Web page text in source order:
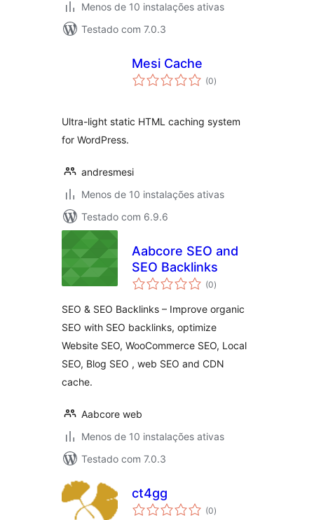
Menos de 10 instalações ativas
Testado com 7.0.3
Mesi Cache
(0avaliações
totais
)
Ultra-light static HTML caching system
for WordPress.
andresmesi
Menos de 10 instalações ativas
Testado com 6.9.6
Aabcore SEO and
SEO Backlinks
(0avaliações
totais
)
SEO & SEO Backlinks – Improve organic
SEO with SEO backlinks, optimize
Website SEO, WooCommerce SEO, Local
SEO, Blog SEO , web SEO and CDN
cache.
Aabcore web
Menos de 10 instalações ativas
Testado com 7.0.3
ct4gg
(0avaliações
totais
)